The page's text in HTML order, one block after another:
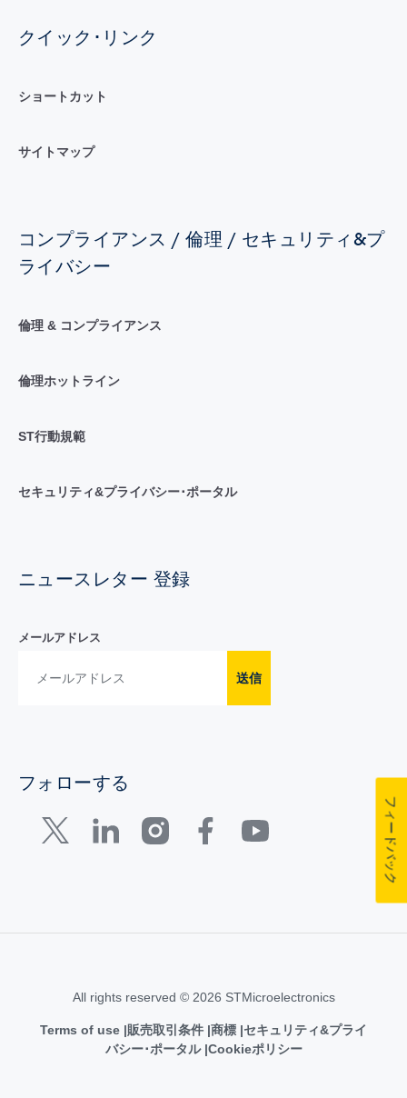
クイック･リンク
ショートカット
サイトマップ
コンプライアンス / 倫理 / セキュリティ&プ
ライバシー
倫理 & コンプライアンス
倫理ホットライン
ST行動規範
セキュリティ&プライバシー･ポータル
ニュースレター 登録
メールアドレス
送信
フォローする
All rights reserved © 2026 STMicroelectronics
Terms of use 販売取引条件 商標 セキュリティ&プライ
バシー･ポータル Cookieポリシー
フィードバック